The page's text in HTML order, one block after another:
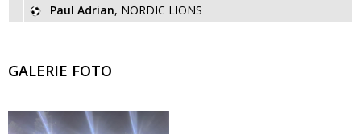
Paul Adrian, NORDIC LIONS
GALERIE FOTO